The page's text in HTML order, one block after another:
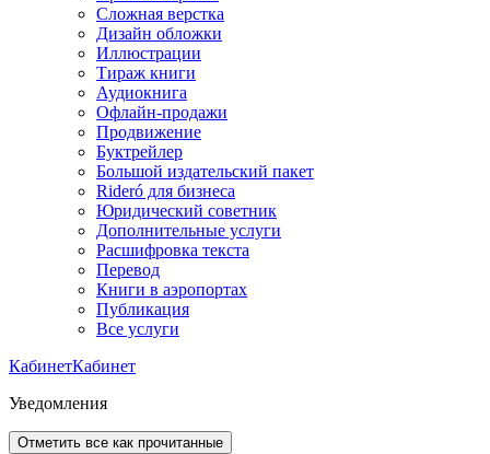
Сложная верстка
Дизайн обложки
Иллюстрации
Тираж книги
Аудиокнига
Офлайн-продажи
Продвижение
Буктрейлер
Большой издательский пакет
Rideró для бизнеса
Юридический советник
Дополнительные услуги
Расшифровка текста
Перевод
Книги в аэропортах
Публикация
Все услуги
КабинетКабинет
Уведомления
Отметить все как прочитанные